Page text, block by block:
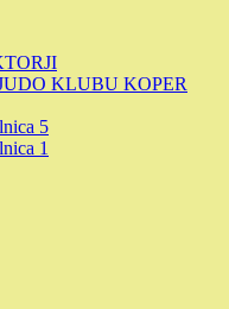
KLUBU KOPER
5
1